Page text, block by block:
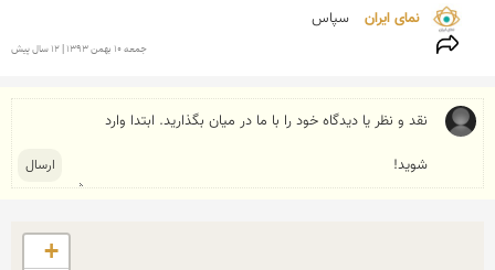
نمای ایران سپاس
جمعه 10 بهمن 1393 | 12 سال پیش
+